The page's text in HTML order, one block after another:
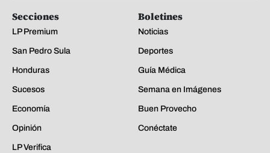
Secciones
LP Premium
San Pedro Sula
Honduras
Sucesos
Economía
Opinión
LP Verifica
Boletines
Noticias
Deportes
Guía Médica
Semana en Imágenes
Buen Provecho
Conéctate